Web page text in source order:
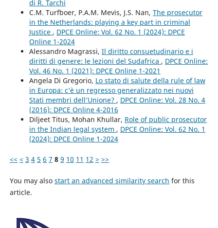
di R. Tarchi
C.M. Turfboer, P.A.M. Mevis, J.S. Nan, The prosecutor
in the Netherlands: playing a key part in criminal
Justice , DPCE Online: Vol. 62 No. 1 (2024): DPCE
Online 1-2024
Alessandro Magrassi, Il diritto consuetudinario e i
diritti di genere: le lezioni del Sudafrica , DPCE Online:
Vol. 46 No. 1 (2021): DPCE Online 1-2021
Angela Di Gregorio, Lo stato di salute della rule of law
in Europa: c’è un regresso generalizzato nei nuovi
Stati membri dell’Unione? , DPCE Online: Vol. 28 No. 4
(2016): DPCE Online 4-2016
Diljeet Titus, Mohan Khullar, Role of public prosecutor
in the Indian legal system , DPCE Online: Vol. 62 No. 1
(2024): DPCE Online 1-2024
<< < 3 4 5 6 7 8 9 10 11 12 > >>
You may also start an advanced similarity search for this
article.